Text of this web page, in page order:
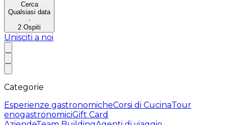
Cerca
Qualsiasi data
·
2 Ospiti
Unisciti a noi
Categorie
Esperienze gastronomicheCorsi di CucinaTour
enogastronomiciGift Card